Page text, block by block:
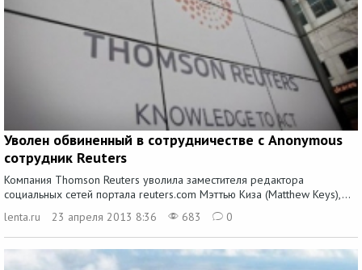
Уволен обвиненный в сотрудничестве с Anonymous
сотрудник Reuters
Компания Thomson Reuters уволила заместителя редактора
социальных сетей портала reuters.com Мэттью Киза (Matthew Keys),...
lenta.ru
23 апреля 2013 8:36 683 0